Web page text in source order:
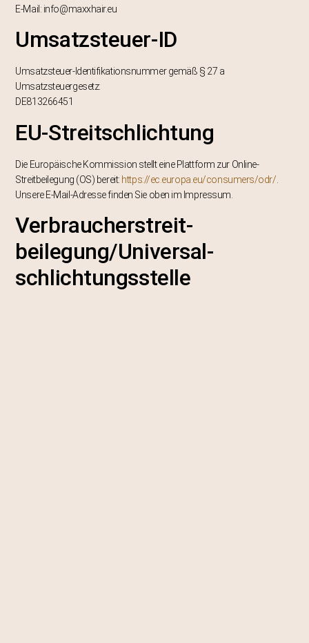
E-Mail: info@maxxhair.eu
Umsatzsteuer-ID
Umsatzsteuer-Identifikationsnummer gemäß § 27 a
Umsatzsteuergesetz:
DE813266451
EU-Streitschlichtung
Die Europäische Kommission stellt eine Plattform zur Online-
Streitbeilegung (OS) bereit: https://ec.europa.eu/consumers/odr/
Unsere E-Mail-Adresse finden Sie oben im Impressum.
Verbraucher­streit­
beilegung/Universal­
schlichtungs­stelle